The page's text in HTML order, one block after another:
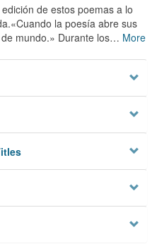
de estos poemas a lo
la poesía abre sus
mundo.» Durante los… More